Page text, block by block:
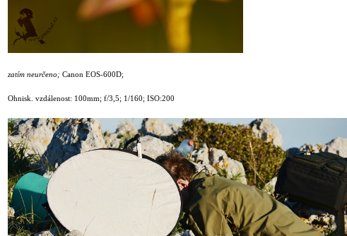
zatím neurčeno; Canon EOS-600D;
Ohnisk. vzdálenost: 100mm; f/3,5; 1/160; ISO:200